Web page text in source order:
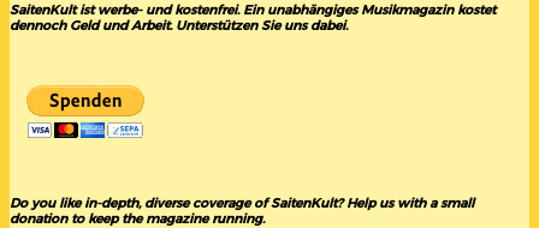
SaitenKult ist werbe- und kostenfrei. Ein unabhängiges Musikmagazin kostet
dennoch Geld und Arbeit. Unterstützen Sie uns dabei.
Do you like in-depth, diverse coverage of SaitenKult? Help us with a small
donation to keep the magazine running.